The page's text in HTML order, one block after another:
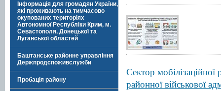
Інформація для громадян України,
які проживають на тимчасово
окупованих територіях
Автономної Республіки Крим, м.
Севастополя, Донецької та
Луганської областей
Баштанське районне управління
Держпродспоживслужби
Пробація району
Сектор
районної військової